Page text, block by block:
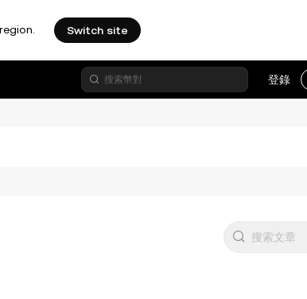
Switch site
登錄